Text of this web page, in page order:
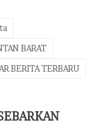
BARAT
BERITA TERBARU